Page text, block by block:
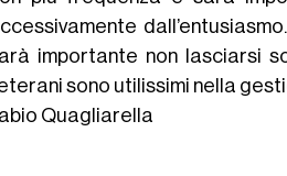
importante non lasciarsi
sono utilissimi nella
Quagliarella